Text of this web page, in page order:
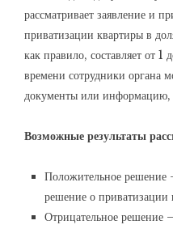
рассматривает заявление и
приватизации квартиры в
как правило, составляет от 1
времени сотрудники органа
документы или информацию,
Возможные результаты
Положительное решение
решение о приватизации
Отрицательное решение